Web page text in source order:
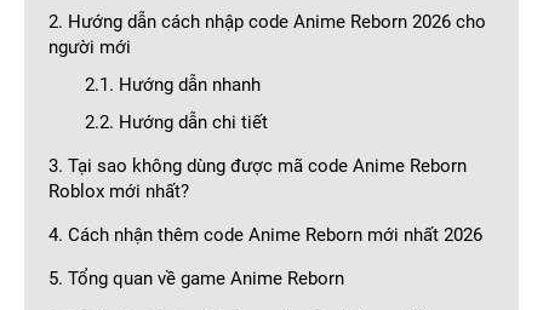
2. Hướng dẫn cách nhập code Anime Reborn 2026 cho
người mới
2.1. Hướng dẫn nhanh
2.2. Hướng dẫn chi tiết
3. Tại sao không dùng được mã code Anime Reborn
Roblox mới nhất?
4. Cách nhận thêm code Anime Reborn mới nhất 2026
5. Tổng quan về game Anime Reborn